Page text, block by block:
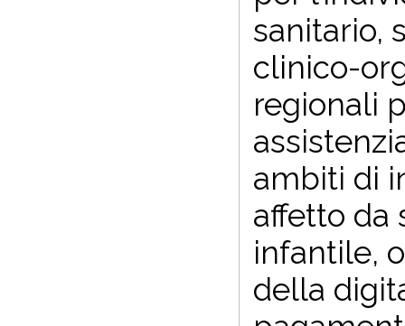
sanitario,
clinico-
regionali
ambiti di
affetto da
infantile,
della